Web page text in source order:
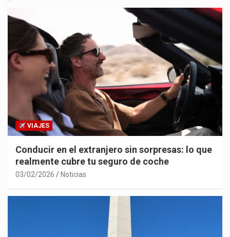
VIAJES
Conducir en el extranjero sin sorpresas: lo que
realmente cubre tu seguro de coche
03/02/2026 Noticias